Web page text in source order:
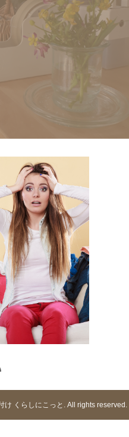
くらしにこっと. All rights reserved.